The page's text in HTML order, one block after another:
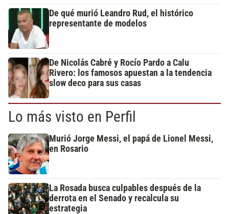
De qué murió Leandro Rud, el histórico
representante de modelos
De Nicolás Cabré y Rocío Pardo a Calu
Rivero: los famosos apuestan a la tendencia
slow deco para sus casas
Lo más visto en Perfil
Murió Jorge Messi, el papá de Lionel Messi,
en Rosario
La Rosada busca culpables después de la
derrota en el Senado y recalcula su
estrategia